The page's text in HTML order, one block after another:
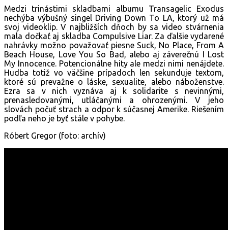
Medzi trinástimi skladbami albumu Transagelic Exodus
nechýba výbušný singel Driving Down To LA, ktorý už má
svoj videoklip. V najbližších dňoch by sa video stvárnenia
mala dočkať aj skladba Compulsive Liar. Za ďalšie vydarené
nahrávky možno považovať piesne Suck, No Place, From A
Beach House, Love You So Bad, alebo aj záverečnú I Lost
My Innocence. Potencionálne hity ale medzi nimi nenájdete.
Hudba totiž vo väčšine prípadoch len sekunduje textom,
ktoré sú prevažne o láske, sexualite, alebo náboženstve.
Ezra sa v nich vyznáva aj k solidarite s nevinnými,
prenasledovanými, utláčanými a ohrozenými. V jeho
slovách počuť strach a odpor k súčasnej Amerike. Riešením
podľa neho je byť stále v pohybe.
Róbert Gregor (foto: archív)